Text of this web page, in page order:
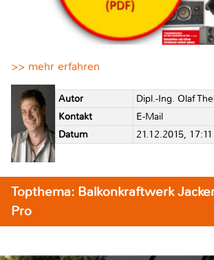
>> mehr erfahren
Autor
Dipl.-Ing. Olaf
Kontakt
E-Mail
Datum
21.12.2015,
Topthema: Balkonkraftwerk
Pro